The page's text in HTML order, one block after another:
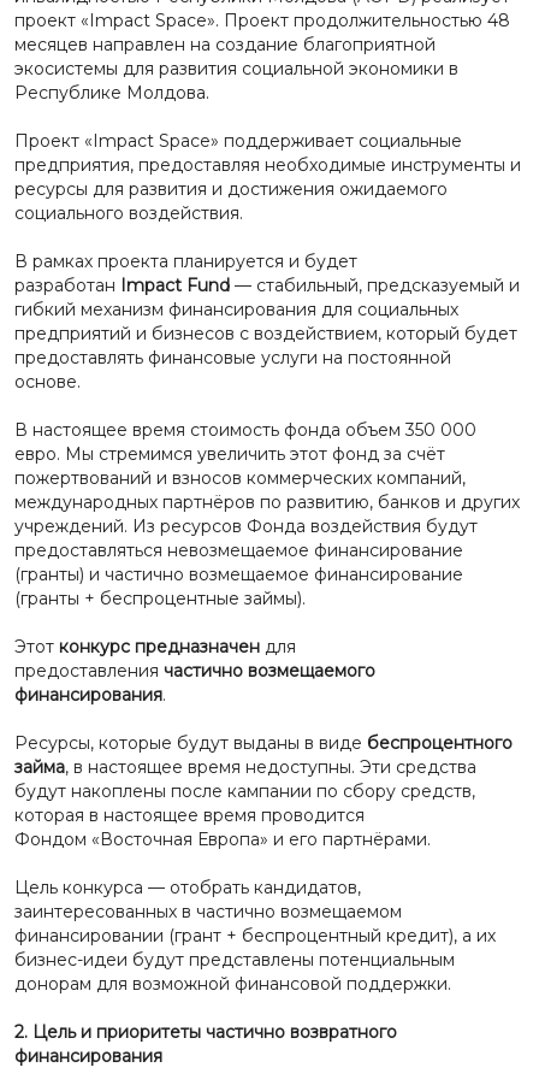
проект «Impact Space». Проект продолжительностью 48
месяцев направлен на создание благоприятной
экосистемы для развития социальной экономики в
Республике Молдова.
Проект «Impact Space» поддерживает социальные
предприятия, предоставляя необходимые инструменты и
ресурсы для развития и достижения ожидаемого
социального воздействия.
В рамках проекта планируется и будет
разработан Impact Fund — стабильный, предсказуемый и
гибкий механизм финансирования для социальных
предприятий и бизнесов с воздействием, который будет
предоставлять финансовые услуги на постоянной
основе.
В настоящее время стоимость фонда объем 350 000
евро. Мы стремимся увеличить этот фонд за счёт
пожертвований и взносов коммерческих компаний,
международных партнёров по развитию, банков и других
учреждений. Из ресурсов Фонда воздействия будут
предоставляться невозмещаемое финансирование
(гранты) и частично возмещаемое финансирование
(гранты + беспроцентные займы).
Этот конкурс предназначен для
предоставления частично возмещаемого
финансирования.
Ресурсы, которые будут выданы в виде беспроцентного
займа, в настоящее время недоступны. Эти средства
будут накоплены после кампании по сбору средств,
которая в настоящее время проводится
Фондом «Восточная Европа» и его партнёрами.
Цель конкурса — отобрать кандидатов,
заинтересованных в частично возмещаемом
финансировании (грант + беспроцентный кредит), а их
бизнес-идеи будут представлены потенциальным
донорам для возможной финансовой поддержки.
2. Цель и приоритеты частично возвратного
финансирования